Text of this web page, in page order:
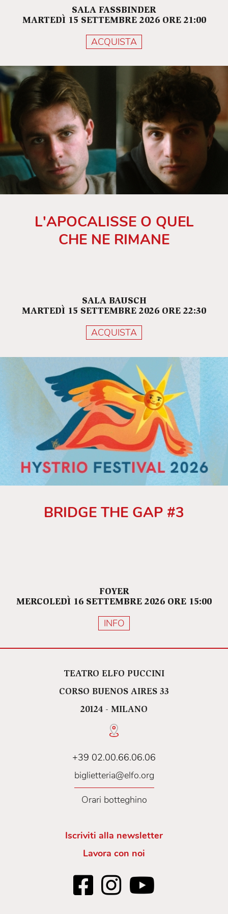
SALA FASSBINDER
MARTEDÌ 15 SETTEMBRE 2026 ORE 21:00
ACQUISTA
L'APOCALISSE O QUEL
CHE NE RIMANE
SALA BAUSCH
MARTEDÌ 15 SETTEMBRE 2026 ORE 22:30
ACQUISTA
BRIDGE THE GAP #3
FOYER
MERCOLEDÌ 16 SETTEMBRE 2026 ORE 15:00
INFO
TEATRO ELFO PUCCINI
CORSO BUENOS AIRES 33
20124 - MILANO
+39 02.00.66.06.06
biglietteria@elfo.org
Orari botteghino
Iscriviti alla newsletter
Lavora con noi